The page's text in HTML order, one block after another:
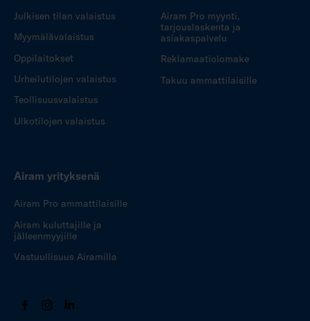
Julkisen tilan valaistus
Myymälävalaistus
Oppilaitokset
Urheilutilojen valaistus
Teollisuusvalaistus
Ulkotilojen valaistus
Airam Pro myynti,
tarjouslaskenta ja
asiakaspalvelu
Reklamaatiolomake
Takuu ammattilaisille
Airam yrityksenä
Airam Pro ammattilaisille
Airam kuluttajille ja
jälleenmyyjille
Vastuullisuus Airamilla